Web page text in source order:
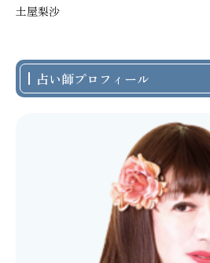
土屋梨沙
占い師プロフィール